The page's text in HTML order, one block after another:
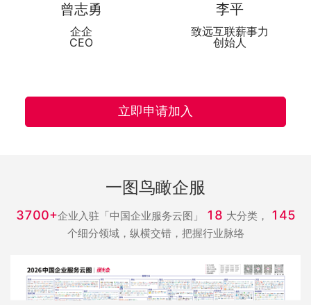
曾志勇
企企
CEO
李平
致远互联薪事力
创始人
立即申请加入
一图鸟瞰企服
3700+企业入驻「中国企业服务云图」 18 大分类， 145
个细分领域，纵横交错，把握行业脉络